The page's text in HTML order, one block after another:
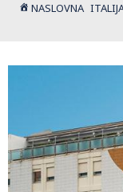
NASLOVNA